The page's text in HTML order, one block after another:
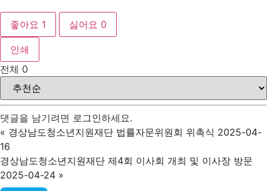
좋아요 1 싫어요 0
인쇄
전체 0
댓글을 남기려면 로그인하세요.
« 경상남도청소년지원재단 법률자문위원회 위촉식 2025-04-
16
경상남도청소년지원재단 제4회 이사회 개최 및 이사장 방문
2025-04-24 »